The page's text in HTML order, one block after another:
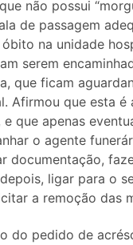
não possui
de passagem
na unidade
serem
que ficam
Afirmou que esta é
que apenas
o agente
documentação,
ligar para o
a remoção das
do pedido de